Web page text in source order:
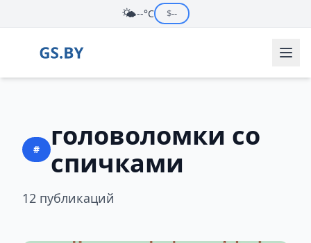
🌤️--°C $--
#
головоломки со
спичками
12 публикаций